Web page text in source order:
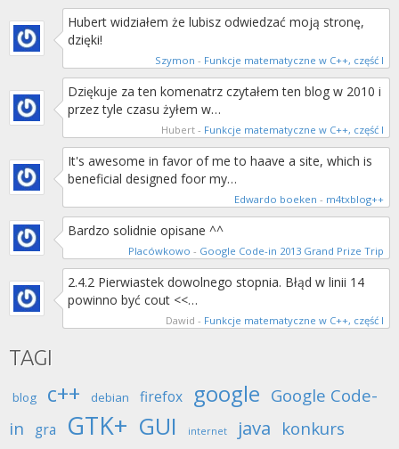
Hubert widziałem że lubisz odwiedzać moją stronę,
dzięki!
Szymon - Funkcje matematyczne w C++, część I
Dziękuje za ten komenatrz czytałem ten blog w 2010 i
przez tyle czasu żyłem w…
Hubert - Funkcje matematyczne w C++, część I
It's awesome in favor of me to haave a site, which is
beneficial designed foor my…
Edwardo boeken - m4txblog++
Bardzo solidnie opisane ^^
Placówkowo - Google Code-in 2013 Grand Prize Trip
2.4.2 Pierwiastek dowolnego stopnia. Błąd w linii 14
powinno być cout <<…
Dawid - Funkcje matematyczne w C++, część I
TAGI
blog c++ debian firefox google Google Code-
in
gra GTK+ GUI internet java konkurs